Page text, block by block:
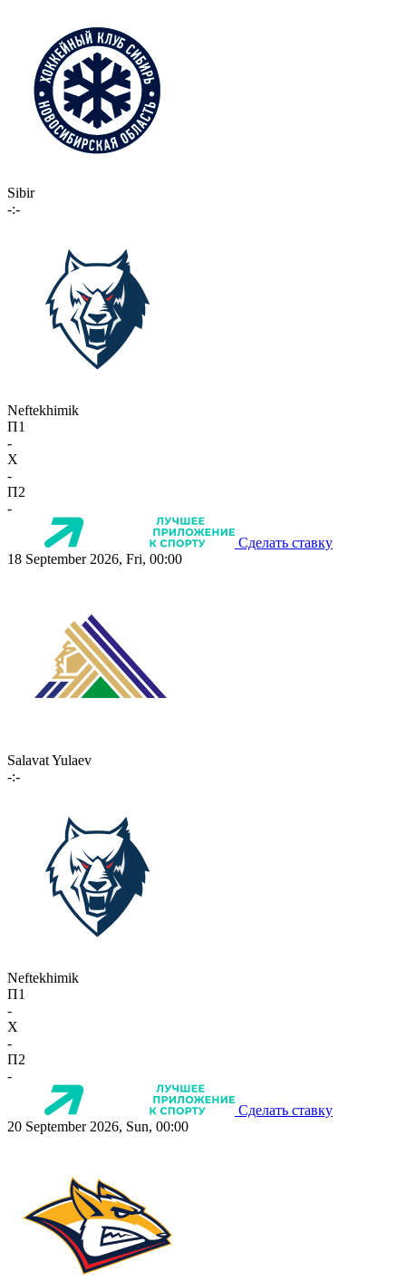
Sibir
-:-
Neftekhimik
П1
-
X
-
П2
-
Сделать ставку
18 September 2026, Fri, 00:00
Salavat Yulaev
-:-
Neftekhimik
П1
-
X
-
П2
-
Сделать ставку
20 September 2026, Sun, 00:00